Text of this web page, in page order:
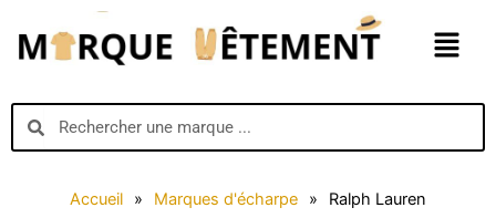
contenu
Menu
SearchSearch
Accueil » Marques d'écharpe » Ralph Lauren